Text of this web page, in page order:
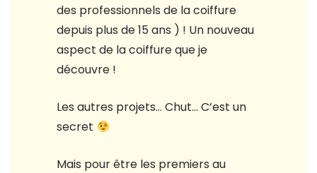
des professionnels de la coiffure
depuis plus de 15 ans ) ! Un nouveau
aspect de la coiffure que je
découvre !
Les autres projets… Chut… C’est un
secret
Mais pour être les premiers au